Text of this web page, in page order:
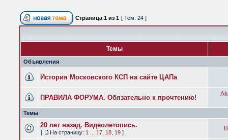
Страница 1 из 1 [ Тем: 24 ]
Темы
Объявления
История Московского КСП на сайте ЦАПа
ПРАВИЛА ФОРУМА. Обязательно к прочтению!
Темы
20 лет назад. Видеолетопись.
[ На страницу: 1 17 18 19 ]